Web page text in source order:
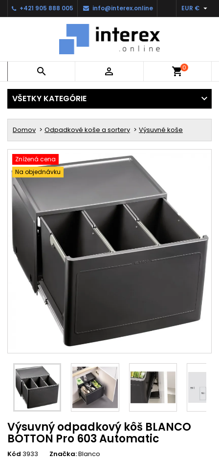
+421 905 888 005 info@interex.online EUR € 
  shopping_cart0
VŠETKY KATEGÓRIE
Domov Odpadkové koše a sortery Výsuvné koše
Znížená cena
Na objednávku
Výsuvný odpadkový kôš BLANCO
BOTTON Pro 603 Automatic
Kód 3933 Značka:Blanco